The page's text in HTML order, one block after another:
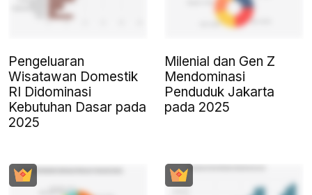
Pengeluaran
Wisatawan Domestik
RI Didominasi
Kebutuhan Dasar pada
2025
Milenial dan Gen Z
Mendominasi
Penduduk Jakarta
pada 2025